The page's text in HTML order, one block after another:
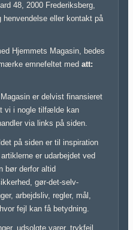
48, 2000 Frederiksberg,
eller kontakt på
Hjemmets Magasin, bedes
emnefeltet med att:
er delvist finansieret
vi i nogle tilfælde kan
via links på siden.
på siden er til inspiration
er udarbejdet ved
bør derfor altid
gør-det-selv-
arbejdsliv, regler, mål,
fejl kan få betydning.
udsolgte varer, trykfejl,